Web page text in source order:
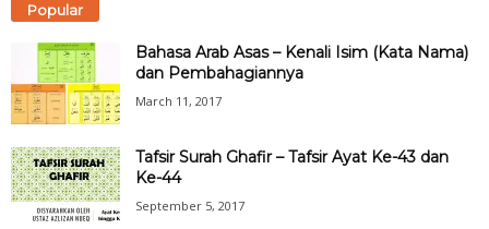
Popular
Bahasa Arab Asas – Kenali Isim (Kata Nama)
dan Pembahagiannya
March 11, 2017
Tafsir Surah Ghafir – Tafsir Ayat Ke-43 dan
Ke-44
September 5, 2017